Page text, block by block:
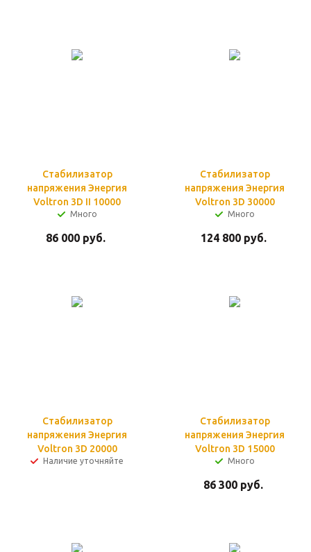
Стабилизатор
напряжения Энергия
Voltron 3D II 10000
Много
86 000 руб.
Стабилизатор
напряжения Энергия
Voltron 3D 30000
Много
124 800руб.
Стабилизатор
напряжения Энергия
Voltron 3D 20000
Наличие уточняйте
Стабилизатор
напряжения Энергия
Voltron 3D 15000
Много
86 300 руб.